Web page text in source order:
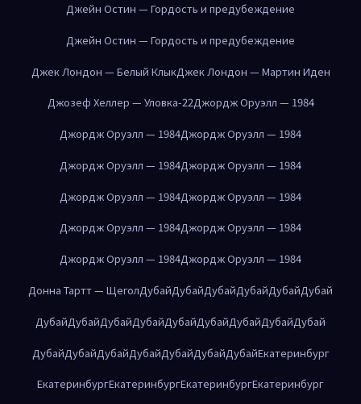
Джейн Остин — Гордость и предубеждение
Джейн Остин — Гордость и предубеждение
Джек Лондон — Белый КлыкДжек Лондон — Мартин Иден
Джозеф Хеллер — Уловка-22Джордж Оруэлл — 1984
Джордж Оруэлл — 1984Джордж Оруэлл — 1984
Джордж Оруэлл — 1984Джордж Оруэлл — 1984
Джордж Оруэлл — 1984Джордж Оруэлл — 1984
Джордж Оруэлл — 1984Джордж Оруэлл — 1984
Джордж Оруэлл — 1984Джордж Оруэлл — 1984
Донна Тартт — ЩеголДубайДубайДубайДубайДубайДубай
ДубайДубайДубайДубайДубайДубайДубайДубайДубай
ДубайДубайДубайДубайДубайДубайДубайЕкатеринбург
ЕкатеринбургЕкатеринбургЕкатеринбургЕкатеринбург